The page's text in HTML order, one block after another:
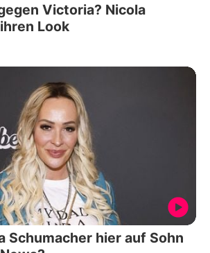
Victoria? Nicola
Look
Schumacher hier auf Sohn